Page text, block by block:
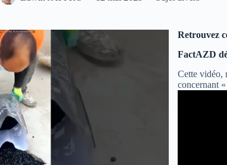
Retrouvez
FactAZD
Cette vidéo,
concernant